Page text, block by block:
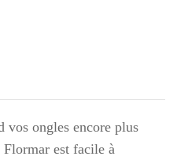
vos ongles encore plus
est facile à